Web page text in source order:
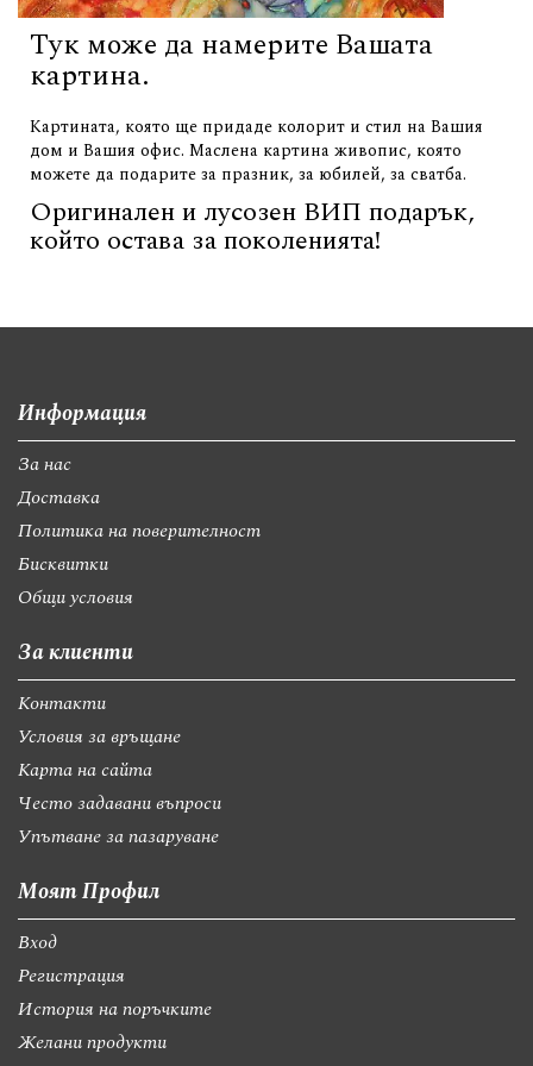
Тук може да намерите Вашата
картина.
Картината, която ще придаде колорит и стил на Вашия
дом и Вашия офис. Маслена картина живопис, която
можете да подарите за празник, за юбилей, за сватба.
Оригинален и лусозен ВИП подарък,
който остава за поколенията!
Информация
За нас
Доставка
Политика на поверителност
Бисквитки
Общи условия
За клиенти
Контакти
Условия за връщане
Карта на сайта
Често задавани въпроси
Упътване за пазаруване
Моят Профил
Вход
Регистрация
История на поръчките
Желани продукти